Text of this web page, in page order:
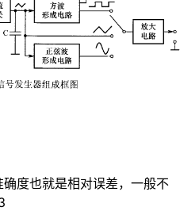
度也就是相对误差，一般不